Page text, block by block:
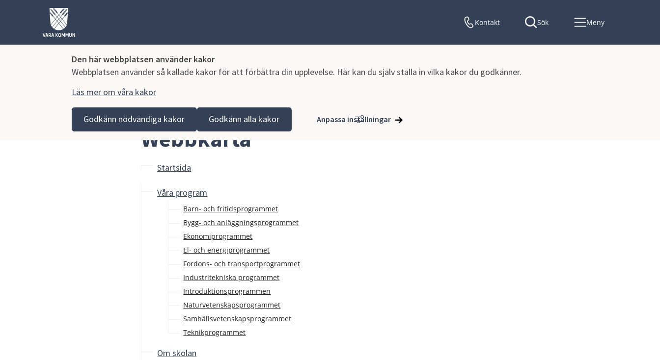
Den här webbplatsen använder kakor
Webbplatsen använder så kallade kakor för att förbättra din upplevelse. Här kan du själv ställa in vilka kakor du godkänner.
Läs mer om våra kakor
Godkänn nödvändiga kakor Godkänn alla kakor Anpassa inställningar
Kontakt Sök Meny
Lagmansgymnasiet Webbkarta
Webbkarta
Startsida
Våra program
Barn- och fritidsprogrammet
Bygg- och anläggningsprogrammet
Ekonomiprogrammet
El- och energiprogrammet
Fordons- och transportprogrammet
Industritekniska programmet
Introduktionsprogrammen
Naturvetenskapsprogrammet
Samhällsvetenskapsprogrammet
Teknikprogrammet
Om skolan